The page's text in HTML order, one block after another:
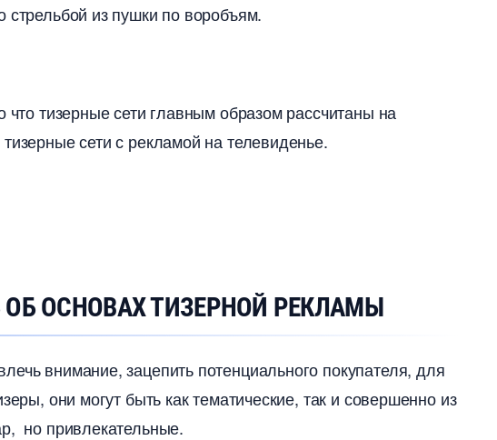
из пушки по воробъям.
что тизерные сети главным образом рассчитаны на
сети с рекламой на телевиденье.
ОСНОВАХ ТИЗЕРНОЙ РЕКЛАМЫ
внимание, зацепить потенциального покупателя, для
они могут быть как тематические, так и совершенно из
но привлекательные.